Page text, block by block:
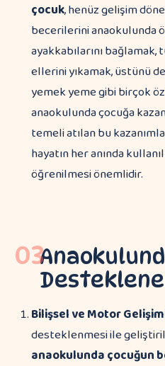
çocuk, henüz gelişim
becerilerini anaokulunda
ayakkabılarını
ellerini yıkamak, üstünü
yemek yeme gibi birçok
anaokulunda çocuğa
temeli atılan bu
hayatın her anında
öğrenilmesi önemlidir.
03
Bilişsel ve Motor
desteklenmesi ile
anaokulunda çocuğun